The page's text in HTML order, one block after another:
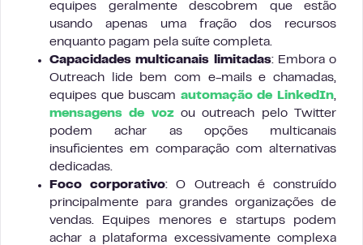
equipes geralmente descobrem que estão
usando apenas uma fração dos recursos
enquanto pagam pela suíte completa.
Capacidades multicanais limitadas: Embora o
Outreach lide bem com e-mails e chamadas,
equipes que buscam automação de LinkedIn,
mensagens de vozou outreach pelo Twitter
podem achar as opções multicanais
insuficientes em comparação com alternativas
dedicadas.
Foco corporativo: O Outreach é construído
principalmente para grandes organizações de
vendas. Equipes menores e startups podem
achar a plataforma excessivamente complexa